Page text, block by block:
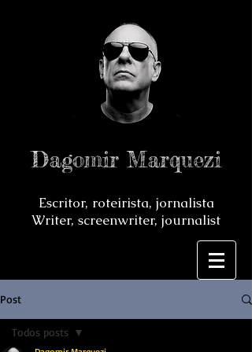
Dagomir Marquezi
Escritor, roteirista, jornalista
Writer, screenwriter, journalist
Post
Todos posts